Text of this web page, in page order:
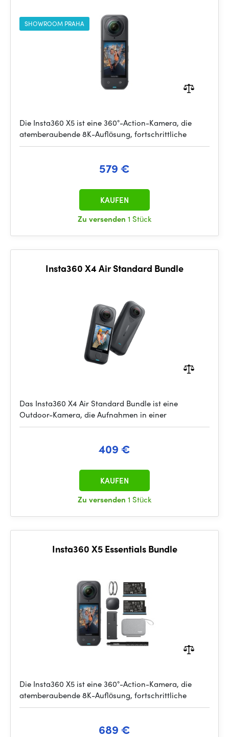
SHOWROOM PRAHA
Die Insta360 X5 ist eine 360°-Action-Kamera, die
atemberaubende 8K-Auflösung, fortschrittliche
579 €
Zu versenden 1 Stück
KAUFEN
Insta360 X4 Air Standard Bundle
Das Insta360 X4 Air Standard Bundle ist eine
Outdoor-Kamera, die Aufnahmen in einer
409 €
Zu versenden 1 Stück
KAUFEN
Insta360 X5 Essentials Bundle
Die Insta360 X5 ist eine 360°-Action-Kamera, die
atemberaubende 8K-Auflösung, fortschrittliche
689 €